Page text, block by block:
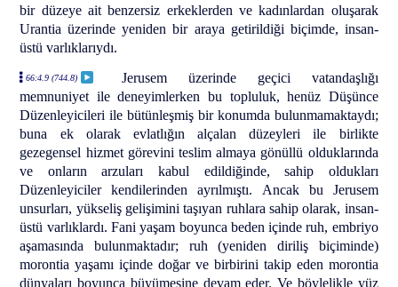
bir düzeye ait benzersiz erkeklerden ve kadınlardan oluşarak
Urantia üzerinde yeniden bir araya getirildiği biçimde, insan-
üstü varlıklarıydı.
66:4.9 (744.8)
Jerusem üzerinde geçici vatandaşlığı
memnuniyet ile deneyimlerken bu topluluk, henüz Düşünce
Düzenleyicileri ile bütünleşmiş bir konumda bulunmamaktaydı;
buna ek olarak evlatlığın alçalan düzeyleri ile birlikte
gezegensel hizmet görevini teslim almaya gönüllü olduklarında
ve onların arzuları kabul edildiğinde, sahip oldukları
Düzenleyiciler kendilerinden ayrılmıştı. Ancak bu Jerusem
unsurları, yükseliş gelişimini taşıyan ruhlara sahip olarak, insan-
üstü varlıklardı. Fani yaşam boyunca beden içinde ruh, embriyo
aşamasında bulunmaktadır; ruh (yeniden diriliş biçiminde)
morontia yaşamı içinde doğar ve birbirini takip eden morontia
dünyaları boyunca büyümesine devam eder. Ve böylelikle yüz